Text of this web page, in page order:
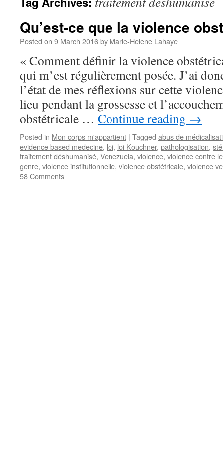
Qu’est-ce que la violence
Posted on 9 March 2016by Marie-Helene Lahaye
« Comment définir la violence
qui m’est régulièrement posée. J’ai
l’état de mes réflexions sur cette
lieu pendant la grossesse et
obstétricale … Continue reading →
Posted in Mon corps m'appartient | Tagged abus de
evidence based medecine, loi, loi Kouchner, pathologisation,
traitement déshumanisé, Venezuela, violence, violence contre
genre, violence institutionnelle, violence obstétricale, violence
58 Comments